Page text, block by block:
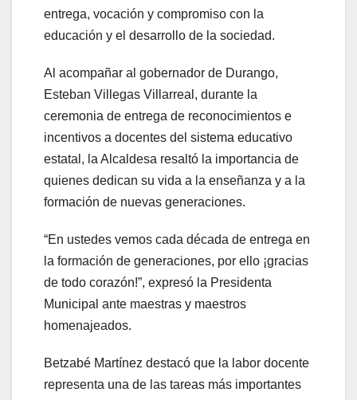
entrega, vocación y compromiso con la
educación y el desarrollo de la sociedad.
Al acompañar al gobernador de Durango,
Esteban Villegas Villarreal, durante la
ceremonia de entrega de reconocimientos e
incentivos a docentes del sistema educativo
estatal, la Alcaldesa resaltó la importancia de
quienes dedican su vida a la enseñanza y a la
formación de nuevas generaciones.
“En ustedes vemos cada década de entrega en
la formación de generaciones, por ello ¡gracias
de todo corazón!”, expresó la Presidenta
Municipal ante maestras y maestros
homenajeados.
Betzabé Martínez destacó que la labor docente
representa una de las tareas más importantes